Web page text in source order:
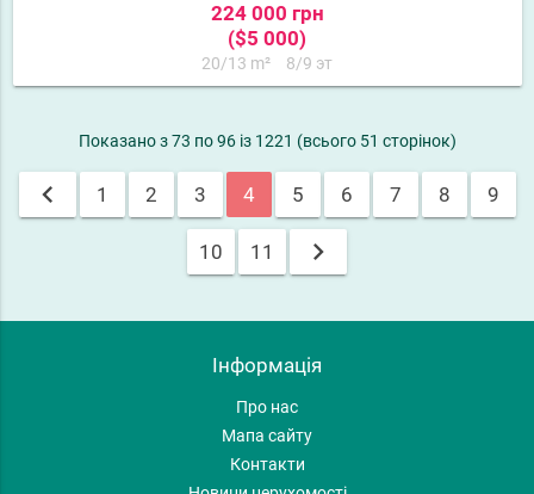
224 000 грн
($5 000)
20/13 m² 8/9 эт
Показано з 73 по 96 із 1221 (всього 51 сторінок)
chevron_left 1 2 3 4 5 6 7 8 9
10 11 chevron_right
Інформація
Про нас
Мапа сайту
Контакти